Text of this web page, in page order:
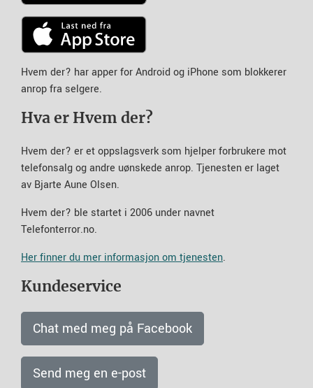
Hvem der? har apper for Android og iPhone som blokkerer
anrop fra selgere.
Hva er Hvem der?
Hvem der? er et oppslagsverk som hjelper forbrukere mot
telefonsalg og andre uønskede anrop. Tjenesten er laget
av Bjarte Aune Olsen.
Hvem der? ble startet i 2006 under navnet
Telefonterror.no.
Her finner du mer informasjon om tjenesten.
Kundeservice
Chat med meg på Facebook
Send meg en e-post